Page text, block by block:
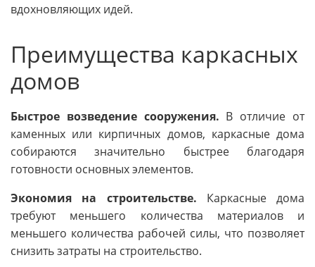
вдохновляющих идей.
Преимущества каркасных
домов
Быстрое возведение сооружения. В отличие от
каменных или кирпичных домов, каркасные дома
собираются значительно быстрее благодаря
готовности основных элементов.
Экономия на строительстве. Каркасные дома
требуют меньшего количества материалов и
меньшего количества рабочей силы, что позволяет
снизить затраты на строительство.